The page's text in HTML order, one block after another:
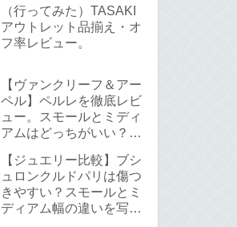
（行ってみた）TASAKI
アウトレット品揃え・オ
フ率レビュー。
【ヴァンクリーフ＆アー
ペル】ペルレを徹底レビ
ュー。スモールとミディ
アムはどっちがいい？サ
て。
【ジュエリー比較】ブシ
ュロンクルドパリは傷つ
きやすい？スモールとミ
ディアム幅の違いを写真